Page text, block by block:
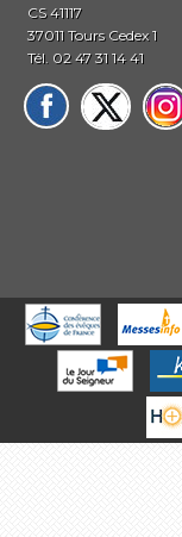
CS 41117
37011 Tours Cedex 1
Tél. 02 47 31 14 41